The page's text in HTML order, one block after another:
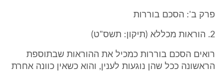
פרק ב': הסכם בוררות
2. הוראות מכללא (תיקון: תשס"ט)
רואים הסכם בוררות כמכיל את ההוראות שבתוספת
הראשונה ככל שהן נוגעות לענין, והוא כשאין כוונה אחרת